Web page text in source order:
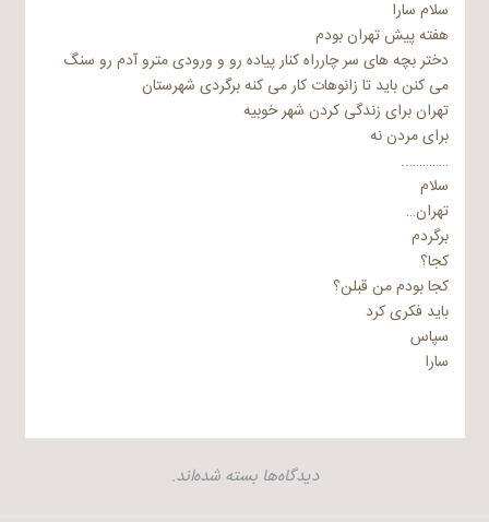
سلام سارا
هفته پیش تهران بودم
دختر بچه های سر چارراه کنار پیاده رو و ورودی مترو آدم رو سنگ
می کنن باید تا زانوهات کار می کنه برگردی شهرستان
تهران برای زندگی کردن شهر خوبیه
برای مردن نه
…………..
سلام
تهران…
برگردم
کجا؟
کجا بودم من قبلن؟
باید فکری کرد
سپاس
سارا
دیدگاه‌ها بسته شده‌اند.